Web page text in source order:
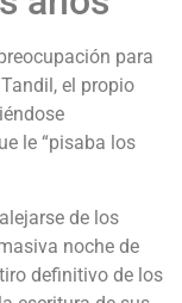
para
el propio
le “pisaba los
de los
noche de
definitivo de los